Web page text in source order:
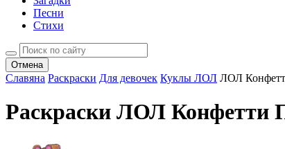
Песни
Стихи
Отмена
Славяна Раскраски Для девочек Куклы ЛОЛ ЛОЛ
Раскраски ЛОЛ Конфетти